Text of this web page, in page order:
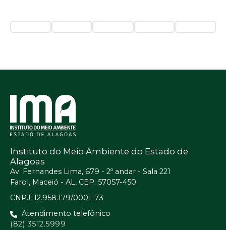
Instituto do Meio Ambiente do Estado de
Alagoas
Av. Fernandes Lima, 679 - 2º andar - Sala 221
Farol, Maceió - AL, CEP: 57057-450
CNPJ: 12.958.179/0001-73
Atendimento telefônico
(82) 3512.5999